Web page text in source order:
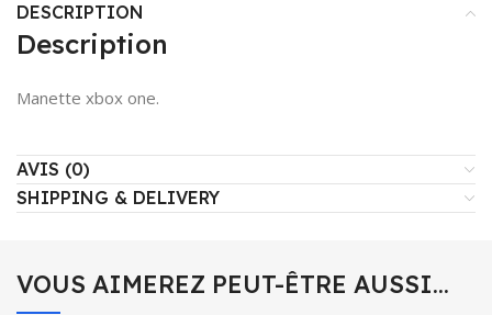
DESCRIPTION
Description
Manette xbox one.
AVIS (0)
SHIPPING & DELIVERY
VOUS AIMEREZ PEUT-ÊTRE AUSSI…